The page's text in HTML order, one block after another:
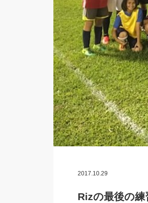
2017.10.29
Rizの最後の